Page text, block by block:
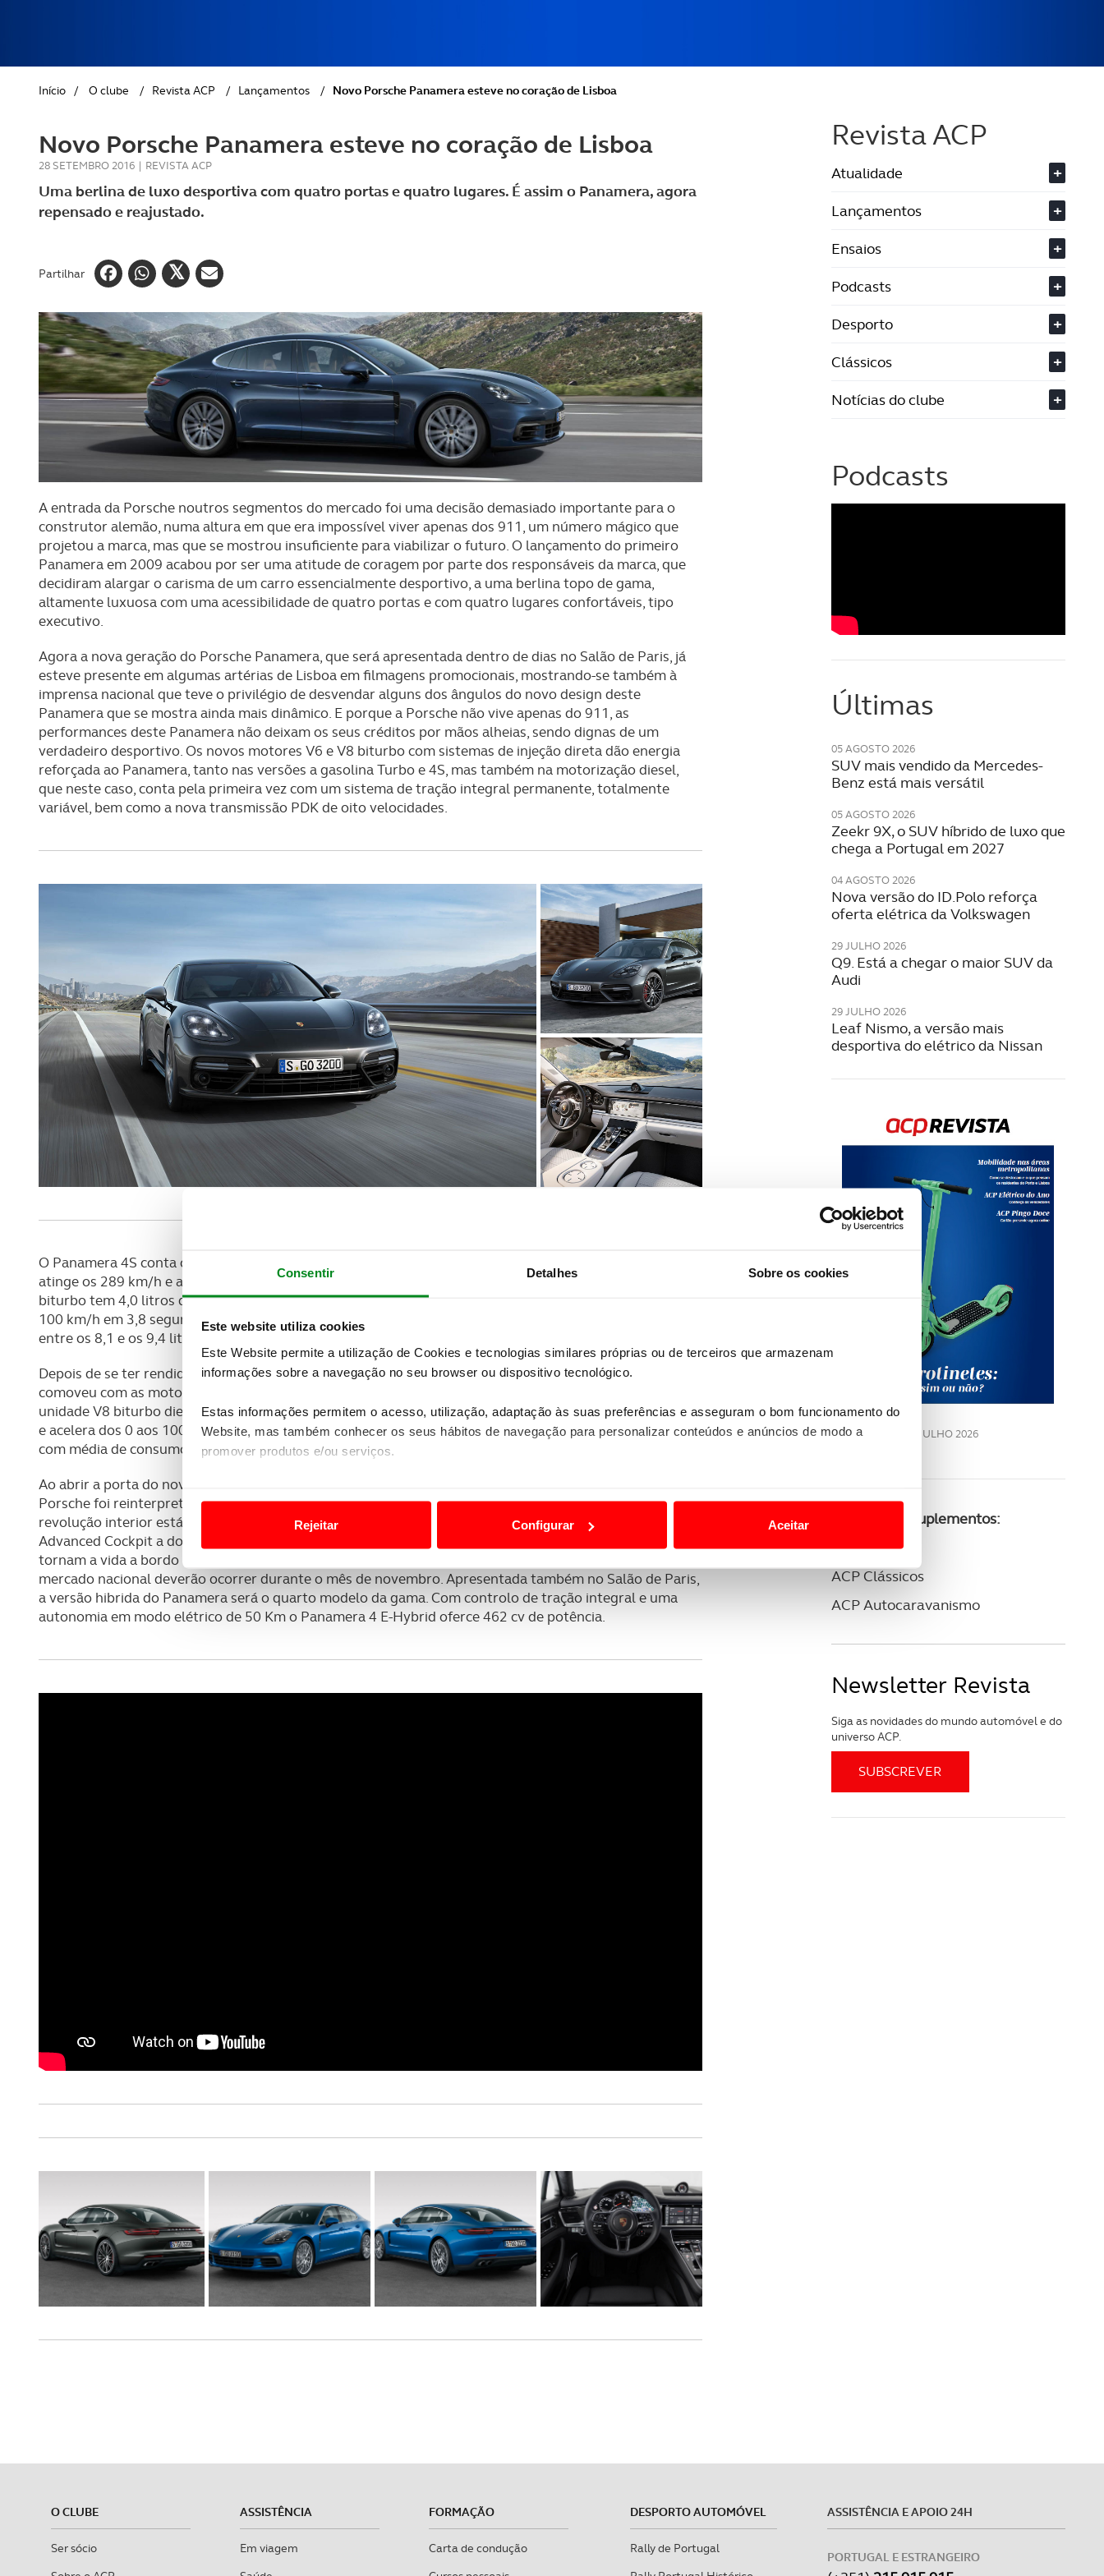
Consentir Detalhes Sobre os cookies
Este website utiliza cookies
Este Website permite a utilização de Cookies e tecnologias similares próprias ou de terceiros que armazenam
informações sobre a navegação no seu browser ou dispositivo tecnológico.
Estas informações permitem o acesso, utilização, adaptação às suas preferências e asseguram o bom funcionamento do
Website, mas também conhecer os seus hábitos de navegação para personalizar conteúdos e anúncios de modo a
promover produtos e/ou serviços.
Usamos cookies para melhorar a sua experiência digital, personalizar conteúdos e anúncios, para lhe proporcionar
funcionalidades de redes sociais, bem como para analisar dados de navegação no nosso website.
Adicionalmente partilhamos informação, relativa à sua utilização do nosso site de publicidade e de análise, com parceiros
e organizações na UE e em países terceiros.
Realçamos que o bloqueio de certo tipo de Cookies e tecnologias similares pode ter impacto na sua experiência de
Rejeitar Configurar Aceitar
GOLFE
AUTOCARAVANISMO
Início / O clube / Revista ACP / Lançamentos / Novo Porsche Panamera esteve no coração de Lisboa
Novo Porsche Panamera esteve no coração de Lisboa
28 SETEMBRO 2016 | REVISTA ACP
Uma berlina de luxo desportiva com quatro portas e quatro lugares. É assim o Panamera, agora
repensado e reajustado.
Partilhar
A entrada da Porsche noutros segmentos do mercado foi uma decisão demasiado importante para o
construtor alemão, numa altura em que era impossível viver apenas dos 911, um número mágico que
projetou a marca, mas que se mostrou insuficiente para viabilizar o futuro. O lançamento do primeiro
Panamera em 2009 acabou por ser uma atitude de coragem por parte dos responsáveis da marca, que
decidiram alargar o carisma de um carro essencialmente desportivo, a uma berlina topo de gama,
altamente luxuosa com uma acessibilidade de quatro portas e com quatro lugares confortáveis, tipo
executivo.
Agora a nova geração do Porsche Panamera, que será apresentada dentro de dias no Salão de Paris, já
esteve presente em algumas artérias de Lisboa em filmagens promocionais, mostrando-se também à
imprensa nacional que teve o privilégio de desvendar alguns dos ângulos do novo design deste
Panamera que se mostra ainda mais dinâmico. E porque a Porsche não vive apenas do 911, as
performances deste Panamera não deixam os seus créditos por mãos alheias, sendo dignas de um
verdadeiro desportivo. Os novos motores V6 e V8 biturbo com sistemas de injeção direta dão energia
reforçada ao Panamera, tanto nas versões a gasolina Turbo e 4S, mas também na motorização diesel,
que neste caso, conta pela primeira vez com um sistema de tração integral permanente, totalmente
variável, bem como a nova transmissão PDK de oito velocidades.
O Panamera 4S conta com um bloco gasolina V6 biturbo de 3,0 litros debitando 440 cv de potência,
atinge os 289 km/h e acelera dos 0 aos 100 km/h em apenas 4,4 segundos. O mais musculado V8
biturbo tem 4,0 litros de cilindrada e conta com 550 cv, atingindo os 306 km/h e acelerando dos 0 aos
100 km/h em 3,8 segundos. Segundo o fabricante, o consumo combinado dos motores a gasolina varia
entre os 8,1 e os 9,4 litros por cada 100 km.
Depois de se ter rendido a outro tipo de formas de estar no mercado automóvel, a Porsche também se
comoveu com as motorizações diesel. O Panamera não foge à regra e apresenta e monta também uma
unidade V8 biturbo diesel de 4,0 litros, com 422 cv. Neste caso o Panamera 4S Diesel atinge os 285 km/k
e acelera dos 0 aos 100 km/k em 4,5 segundos, números idênticos ao da versão V6 a gasolina, apenas
com média de consumo mais serenas que apontam para os 6,7 litros por cada 100 km/h.
Ao abrir a porta do novo Panamera dá conta que tudo parece radicalmente diferente. O interior típico da
Porsche foi reinterpretado, com o luxo e cariz desportivo a continuarem a ser nota dominante. Esta
revolução interior está também diretamente ligada às novas tecnologias e conectividade, com o Porsche
Advanced Cockpit a dominar as atenções, bem como uma longa lista de sistemas de assistência, que
tornam a vida a bordo mais confortável e, essencialmente, mais segura. As primeiras entregas no
mercado nacional deverão ocorrer durante o mês de novembro. Apresentada também no Salão de Paris,
a versão hibrida do Panamera será o quarto modelo da gama. Com controlo de tração integral e uma
autonomia em modo elétrico de 50 Km o Panamera 4 E-Hybrid oferce 462 cv de potência.
Revista ACP
Atualidade
+
Lançamentos
+
Ensaios
+
Podcasts
+
Desporto
+
Clássicos
+
Notícias do clube
+
Podcasts
Últimas
05 AGOSTO 2026
SUV mais vendido da Mercedes-
Benz está mais versátil
05 AGOSTO 2026
Zeekr 9X, o SUV híbrido de luxo que
chega a Portugal em 2027
04 AGOSTO 2026
Nova versão do ID.Polo reforça
oferta elétrica da Volkswagen
29 JULHO 2026
Q9. Está a chegar o maior SUV da
Audi
29 JULHO 2026
Leaf Nismo, a versão mais
desportiva do elétrico da Nissan
JULHO 2026
Consulte os suplementos:
ACP Golfe
ACP Clássicos
ACP Autocaravanismo
Newsletter Revista
Siga as novidades do mundo automóvel e do
universo ACP.
O CLUBE
Ser sócio
ASSISTÊNCIA
Em viagem
FORMAÇÃO
Carta de condução
DESPORTO AUTOMÓVEL
Rally de Portugal
ASSISTÊNCIA E APOIO 24H
PORTUGAL E ESTRANGEIRO